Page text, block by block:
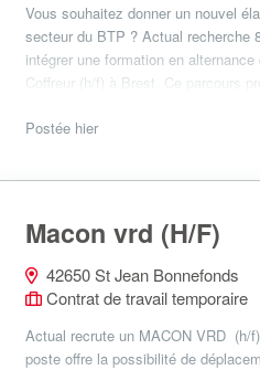
Vous souhaitez donner un nouvel
secteur du BTP ? Actual recherche
intégrer une formation en
Coffreur (h/f) à Brest. Ce parcours
Postée hier
Macon vrd (H/F)
42650 St Jean Bonnefonds
Contrat de travail temporaire
Actual recrute un MACON VRD (h/
poste offre la possibilité de